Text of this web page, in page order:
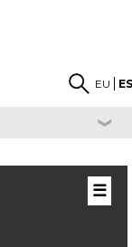
EU
☰